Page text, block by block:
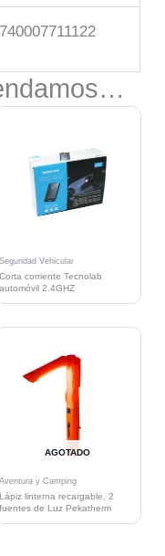
Seguridad Vehicular
Corta corriente Tecnolab
automóvil 2.4GHZ
AGOTADO
Aventura y Camping
Lápiz linterna recargable, 2
fuentes de Luz Pekatherm